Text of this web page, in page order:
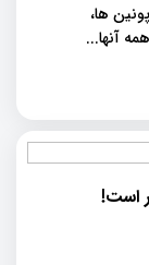
ها،
آنها...
است!